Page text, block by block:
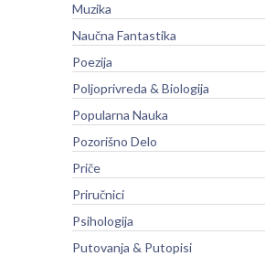
Muzika
Naučna Fantastika
Poezija
Poljoprivreda & Biologija
Popularna Nauka
Pozorišno Delo
Priče
Priručnici
Psihologija
Putovanja & Putopisi